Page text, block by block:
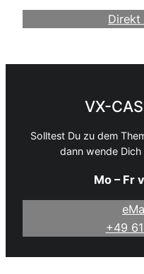
Direkt
VX-
Solltest Du zu dem
dann wende
Mo – Fr
+49